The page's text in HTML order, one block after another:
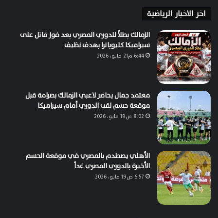
اخر الاخبار الرياضية
الزمالك بطلاً للدوري المصري بعد فوز قاتل على
سيراميكا كليوباترا بهدف نظيف
6:44 م21 مايو، 2026
معتمد جمال يحاضر لاعبي الزمالك بصرامة قبل
موقعة حسم لقب الدوري أمام سيراميكا
8:02 ص19 مايو، 2026
الأهلي يصطدم بالمصري في موقعة الحسم
الأخيرة بالدوري المصري غداً
6:57 ص19 مايو، 2026